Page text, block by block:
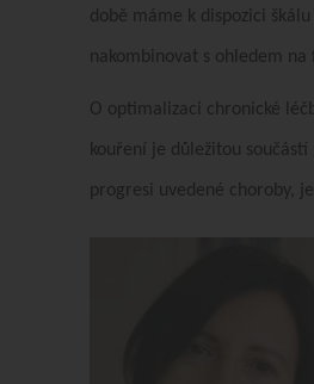
době máme k dispozici
nakombinovat s ohledem na
O optimalizaci chronické
kouření je důležitou
progresi uvedené choroby,